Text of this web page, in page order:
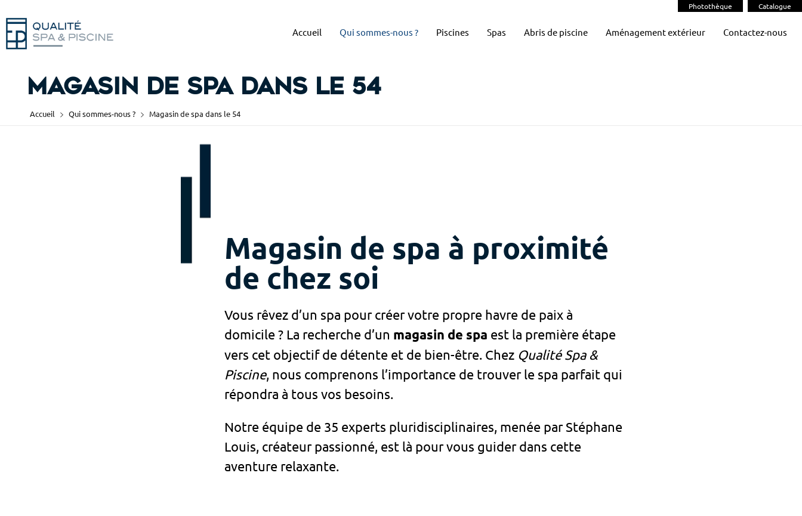
Photothèque Catalogue
Accueil Qui sommes-nous ? Piscines Spas Abris de piscine Aménagement extérieur Contactez-nous
Magasin de spa dans le 54
Accueil Qui sommes-nous ? Magasin de spa dans le 54
Magasin de spa à proximité
de chez soi
Vous rêvez d’un spa pour créer votre propre havre de paix à
domicile ? La recherche d’un magasin de spa est la première étape
vers cet objectif de détente et de bien-être. Chez Qualité Spa &
Piscine, nous comprenons l’importance de trouver le spa parfait qui
répondra à tous vos besoins.
Notre équipe de 35 experts pluridisciplinaires, menée par Stéphane
Louis, créateur passionné, est là pour vous guider dans cette
aventure relaxante.